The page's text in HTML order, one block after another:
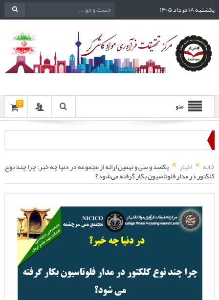
یکشنبه ۱۸ مرداد ۱۴۰۵
منو 0
خانه اخبار یکصد و سی و نهمین ارائه از مجموعه در دنیا چه خبر: چرا چند نوع
کلکتور در مدار فلوتاسیون بکار گرفته می‌شود؟